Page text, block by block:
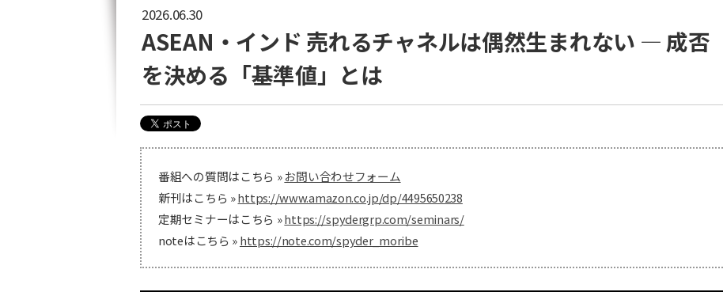
2026.06.30
ASEAN・インド 売れるチャネルは偶然生まれない ― 成否
を決める「基準値」とは
番組への質問はこちら »お問い合わせフォーム
新刊はこちら »https://www.amazon.co.jp/dp/4495650238
定期セミナーはこちら »https://spydergrp.com/seminars/
noteはこちら »https://note.com/spyder_moribe